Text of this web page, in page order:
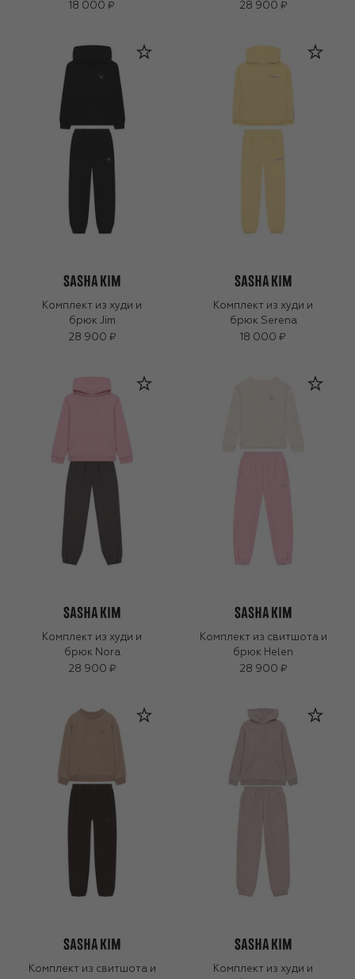
18 000 ₽
28 900 ₽
Комплект из худи и
брюк Jim
28 900 ₽
Комплект из худи и
брюк Serena
18 000 ₽
Комплект из худи и
брюк Nora
28 900 ₽
Комплект из свитшота и
брюк Helen
28 900 ₽
Комплект из свитшота и Комплект из худи и